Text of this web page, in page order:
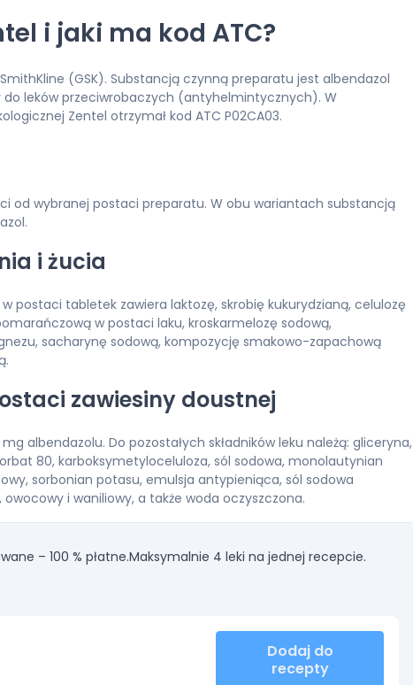
i jaki ma kod ATC?
(GSK). Substancją czynną preparatu jest albendazol
leków przeciwrobaczych (antyhelmintycznych). W
Zentel otrzymał kod ATC P02CA03.
od wybranej postaci preparatu. W obu wariantach substancją
i żucia
postaci tabletek zawiera laktozę, skrobię kukurydzianą, celulozę
w postaci laku, kroskarmelozę sodową,
sacharynę sodową, kompozycję smakowo-zapachową
zawiesiny doustnej
albendazolu. Do pozostałych składników leku należą: gliceryna,
80, karboksymetyloceluloza, sól sodowa, monolautynian
sorbonian potasu, emulsja antypieniąca, sól sodowa
i waniliowy, a także woda oczyszczona.
– 100 % płatne.Maksymalnie 4 leki na jednej recepcie.
Dodaj do
recepty